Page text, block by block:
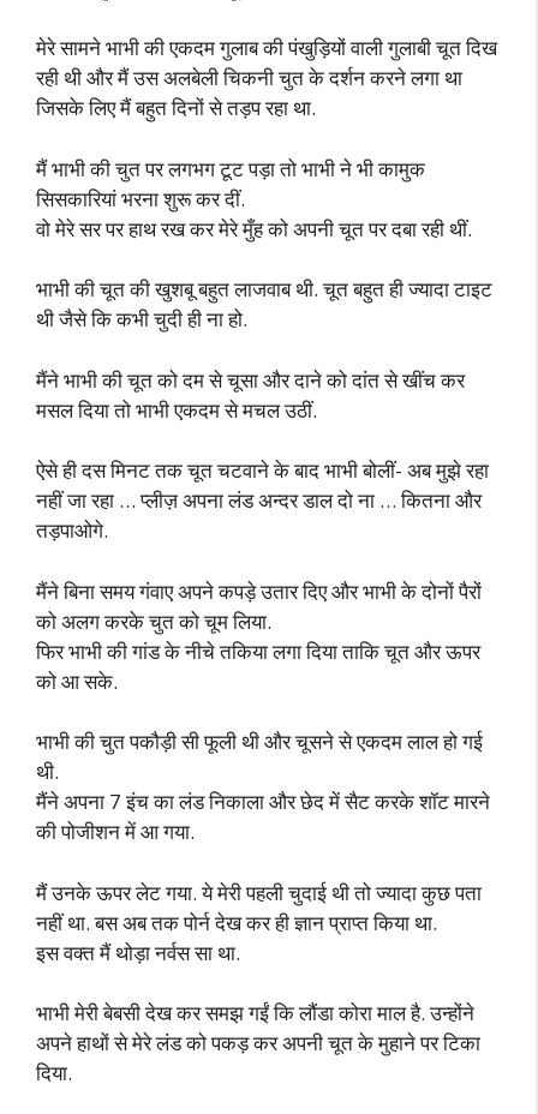
मेरे सामने भाभी की एकदम गुलाब की पंखुड़ियों वाली गुलाबी चूत दिख
रही थी और मैं उस अलबेली चिकनी चुत के दर्शन करने लगा था
जिसके लिए मैं बहुत दिनों से तड़प रहा था.
मैं भाभी की चुत पर लगभग टूट पड़ा तो भाभी ने भी कामुक
सिसकारियां भरना शुरू कर दीं.
वो मेरे सर पर हाथ रख कर मेरे मुँह को अपनी चूत पर दबा रही थीं.
भाभी की चूत की खुशबू बहुत लाजवाब थी. चूत बहुत ही ज्यादा टाइट
थी जैसे कि कभी चुदी ही ना हो.
मैंने भाभी की चूत को दम से चूसा और दाने को दांत से खींच कर
मसल दिया तो भाभी एकदम से मचल उठीं.
ऐसे ही दस मिनट तक चूत चटवाने के बाद भाभी बोलीं- अब मुझे रहा
नहीं जा रहा … प्लीज़ अपना लंड अन्दर डाल दो ना … कितना और
तड़पाओगे.
मैंने बिना समय गंवाए अपने कपड़े उतार दिए और भाभी के दोनों पैरों
को अलग करके चुत को चूम लिया.
फिर भाभी की गांड के नीचे तकिया लगा दिया ताकि चूत और ऊपर
को आ सके.
भाभी की चुत पकौड़ी सी फूली थी और चूसने से एकदम लाल हो गई
थी.
मैंने अपना 7 इंच का लंड निकाला और छेद में सैट करके शॉट मारने
की पोजीशन में आ गया.
मैं उनके ऊपर लेट गया. ये मेरी पहली चुदाई थी तो ज्यादा कुछ पता
नहीं था. बस अब तक पोर्न देख कर ही ज्ञान प्राप्त किया था.
इस वक्त मैं थोड़ा नर्वस सा था.
भाभी मेरी बेबसी देख कर समझ गईं कि लौंडा कोरा माल है. उन्होंने
अपने हाथों से मेरे लंड को पकड़ कर अपनी चूत के मुहाने पर टिका
दिया.